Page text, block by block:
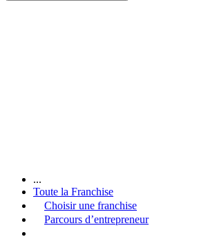
...
Toute la Franchise
Choisir une franchise
Parcours d’entrepreneur